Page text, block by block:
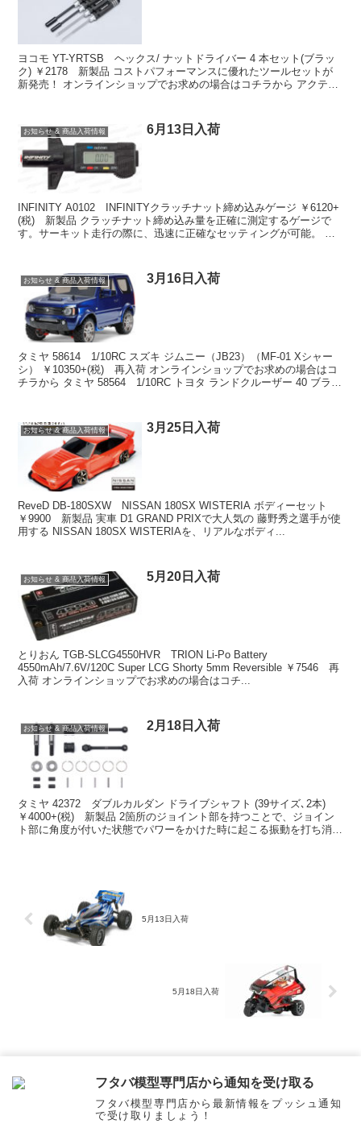
ヨコモ YT-YRTSB ヘックス/ ナットドライバー 4 本セット(ブラッ
ク) ￥2178 新製品 コストパフォーマンスに優れたツールセットが
新発売！ オンラインショップでお求めの場合はコチラから アクティ
お知らせ & 商品入荷情報 6月13日入荷
INFINITY A0102 INFINITYクラッチナット締め込みゲージ ￥6120+
(税) 新製品 クラッチナット締め込み量を正確に測定するゲージで
す。サーキット走行の際に、迅速に正確なセッティングが可能。 先
お知らせ & 商品入荷情報 3月16日入荷
タミヤ 58614 1/10RC スズキ ジムニー（JB23）（MF-01 Xシャー
シ） ￥10350+(税) 再入荷 オンラインショップでお求めの場合はコ
チラから タミヤ 58564 1/10RC トヨタ ランドクルーザー 40 ブラッ
お知らせ & 商品入荷情報 3月25日入荷
ReveD DB-180SXW NISSAN 180SX WISTERIA ボディーセット
￥9900 新製品 実車 D1 GRAND PRIXで大人気の 藤野秀之選手が使
用する NISSAN 180SX WISTERIAを、リアルなボディ...
お知らせ & 商品入荷情報 5月20日入荷
とりおん TGB-SLCG4550HVR TRION Li-Po Battery
4550mAh/7.6V/120C Super LCG Shorty 5mm Reversible ￥7546 再
入荷 オンラインショップでお求めの場合はコチ...
お知らせ & 商品入荷情報 2月18日入荷
タミヤ 42372 ダブルカルダン ドライブシャフト (39サイズ､2本)
￥4000+(税) 新製品 2箇所のジョイント部を持つことで、ジョイン
ト部に角度が付いた状態でパワーをかけた時に起こる振動を打ち消
5月13日入荷
5月18日入荷
フタバ模型専門店から通知を受け取る
フタバ模型専門店から最新情報をプッシュ通知
で受け取りましょう！